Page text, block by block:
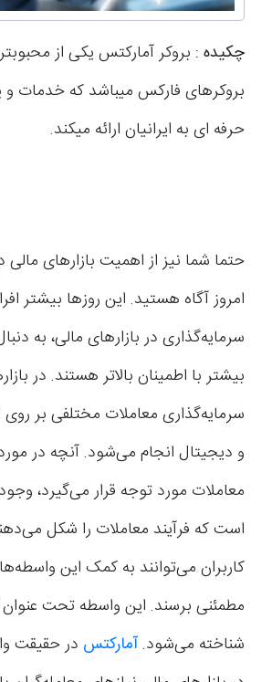
چکیده : بروکر آمارکتس یکی از
بروکرهای فارکس میباشد که خدمات و
حرفه ای به ایرانیان ارائه میکند.
حتما شما نیز از اهمیت بازارهای
امروز آگاه هستید. این روزها بیشتر
سرمایه‌گذاری در بازارهای مالی، به
بیشتر با اطمینان بالاتر هستند. در
سرمایه‌گذاری معاملات مختلفی بر روی
و دیجیتال انجام می‌شود. آنچه در
معاملات مورد توجه قرار می‌گیرد،
است که فرآیند معاملات را شکل
کاربران می‌توانند به کمک این
مطمئنی برسند‌. این واسطه تحت عنوان
شناخته می‌شود.آمارکتس در حقیقت